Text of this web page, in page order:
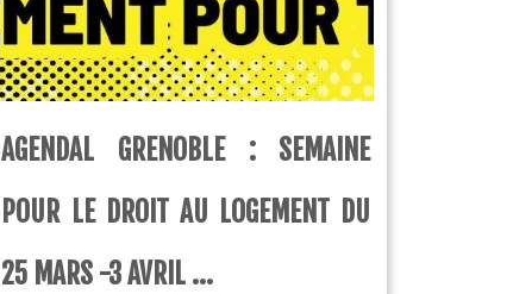
AGENDAL GRENOBLE : SEMAINE
POUR LE DROIT AU LOGEMENT DU
25 MARS -3 AVRIL ...